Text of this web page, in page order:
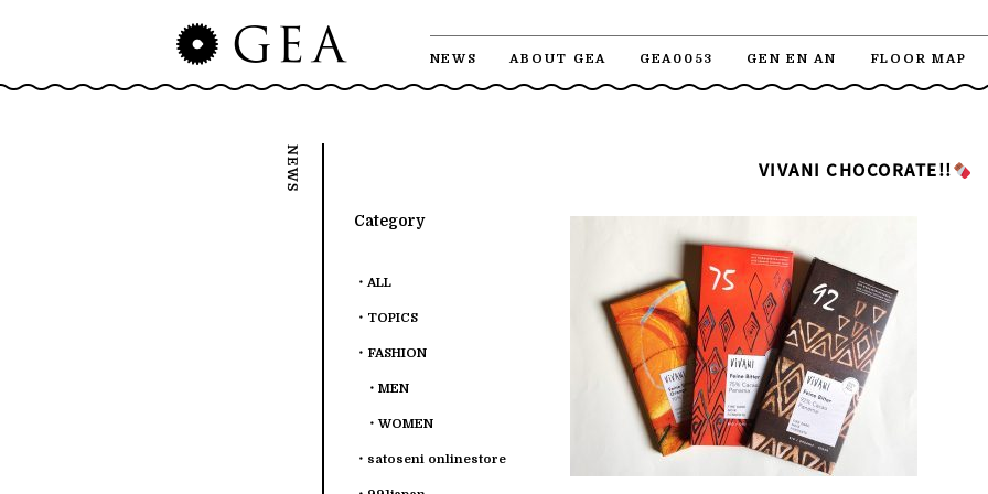
NEWS ABOUT GEA GEA0053 GEN EN AN FLOOR MAP
VIVANI CHOCORATE!!
Category
ALL
TOPICS
FASHION
MEN
WOMEN
satoseni onlinestore